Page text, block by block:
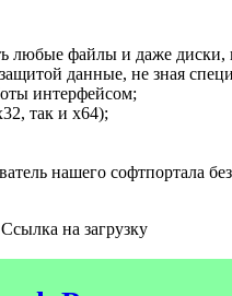
любые файлы и даже диски,
данные, не зная
интерфейсом;
так и x64);
нашего софтпортала
Ссылка на загрузку